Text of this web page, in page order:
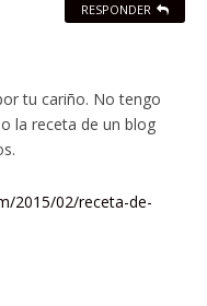
tu cariño. No tengo
la receta de un blog
2015/02/receta-de-
RESPONDER